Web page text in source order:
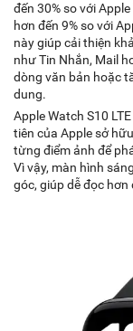
đến 30% so với
hơn đến 9% so với
này giúp cải thiện
như Tin Nhắn, Mail
dòng văn bản hoặc
dung.
Apple Watch S10
tiên của Apple sở
từng điểm ảnh để
Vì vậy, màn hình
góc, giúp dễ đọc